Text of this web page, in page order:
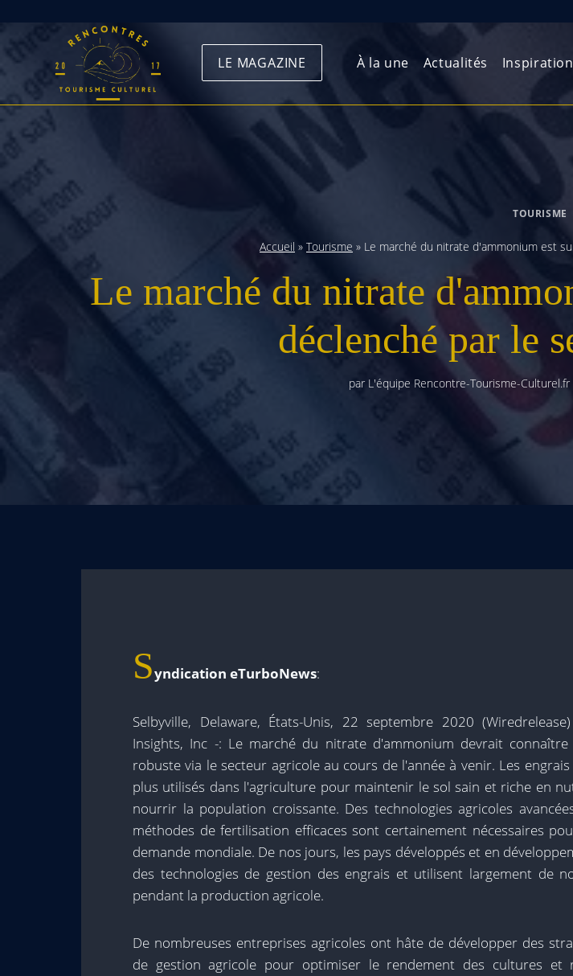
Skip
to
content
LE MAGAZINE À la une Actualités Inspiration
Balkans
TOURISME
Accueil » Tourisme » Le marché du nitrate d'ammonium est
Le marché du nitrate
déclenché par le
par L'équipe Rencontre-Tourisme-Culturel.fr
Syndication eTurboNews:
Selbyville, Delaware, États-Unis, 22 septembre 2020
Insights, Inc -: Le marché du nitrate d'ammonium devrait connaître
robuste via le secteur agricole au cours de l'année à venir. Les
plus utilisés dans l'agriculture pour maintenir le sol sain et riche en
nourrir la population croissante. Des technologies agricoles
méthodes de fertilisation efficaces sont certainement nécessaires
demande mondiale. De nos jours, les pays développés et en
des technologies de gestion des engrais et utilisent largement de
pendant la production agricole.
De nombreuses entreprises agricoles ont hâte de développer des
de gestion agricole pour optimiser le rendement des cultures et